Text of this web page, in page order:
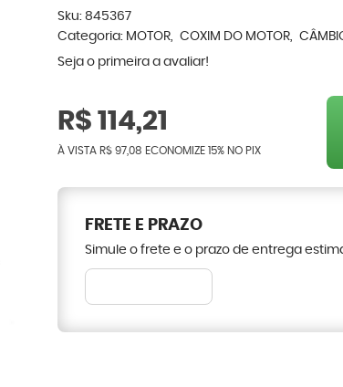
Sku: 845367
Categoria: MOTOR COXIM DO MOTOR
Seja o primeira a avaliar!
R$ 114,21
À VISTA R$ 97,08 ECONOMIZE 15% NO PIX
FRETE E PRAZO
Simule o frete e o prazo de entrega